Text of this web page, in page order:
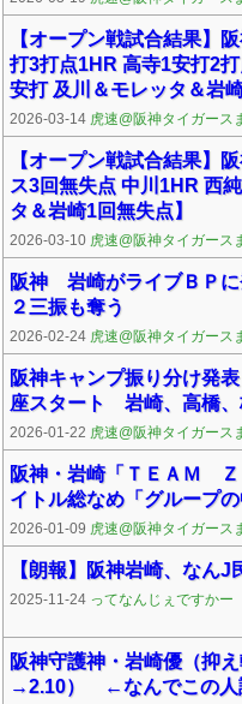
【オープン戦試合結果】
打3打点1HR 高寺1安打2
安打 及川＆モレッタ＆岩
2026-03-14 虎速@阪神タイガース
【オープン戦試合結果】
ス3回無失点 中川1HR 西
タ＆岩崎1回無失点】
2026-03-10 虎速@阪神タイガース
阪神 岩崎がライブＢＰ
２三振も奪う
2026-02-24 虎速@阪神タイガース
阪神キャンプ振り分け発
座スタート 岩崎、高橋、
2026-01-22 虎速@阪神タイガース
阪神・岩崎「ＴＥＡＭ
イトル総なめ「グループ
2026-01-09 虎速@阪神タイガース
【朗報】阪神岩崎、なん
2025-11-24 ってなんじぇですかー
阪神守護神・岩崎優（抑
→2.10） ←なんでこの人